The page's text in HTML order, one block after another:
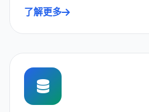
了解更多